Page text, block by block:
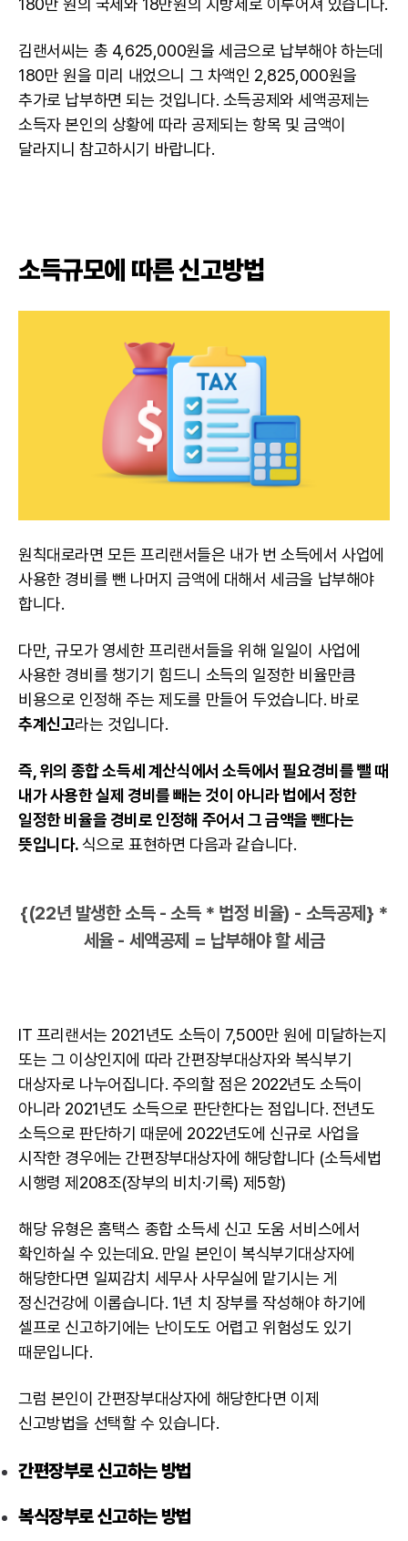
180만 원의 국세와 18만원의 지방세로 이루어져 있습니다.
김랜서씨는 총 4,625,000원을 세금으로 납부해야 하는데
180만 원을 미리 내었으니 그 차액인 2,825,000원을
추가로 납부하면 되는 것입니다. 소득공제와 세액공제는
소득자 본인의 상황에 따라 공제되는 항목 및 금액이
달라지니 참고하시기 바랍니다.
소득규모에 따른 신고방법
원칙대로라면 모든 프리랜서들은 내가 번 소득에서 사업에
사용한 경비를 뺀 나머지 금액에 대해서 세금을 납부해야
합니다.
다만, 규모가 영세한 프리랜서들을 위해 일일이 사업에
사용한 경비를 챙기기 힘드니 소득의 일정한 비율만큼
비용으로 인정해 주는 제도를 만들어 두었습니다. 바로
추계신고라는 것입니다.
즉, 위의 종합 소득세 계산식에서 소득에서 필요경비를 뺄 때
내가 사용한 실제 경비를 빼는 것이 아니라 법에서 정한
일정한 비율을 경비로 인정해 주어서 그 금액을 뺀다는
뜻입니다.식으로 표현하면 다음과 같습니다.
{(22년 발생한 소득 - 소득 * 법정 비율) - 소득공제} *
세율 - 세액공제 = 납부해야 할 세금
IT 프리랜서는 2021년도 소득이 7,500만 원에 미달하는지
또는 그 이상인지에 따라 간편장부대상자와 복식부기
대상자로 나누어집니다. 주의할 점은 2022년도 소득이
아니라 2021년도 소득으로 판단한다는 점입니다. 전년도
소득으로 판단하기 때문에 2022년도에 신규로 사업을
시작한 경우에는 간편장부대상자에 해당합니다 (소득세법
시행령 제208조(장부의 비치·기록) 제5항)
해당 유형은 홈택스 종합 소득세 신고 도움 서비스에서
확인하실 수 있는데요. 만일 본인이 복식부기대상자에
해당한다면 일찌감치 세무사 사무실에 맡기시는 게
정신건강에 이롭습니다. 1년 치 장부를 작성해야 하기에
셀프로 신고하기에는 난이도도 어렵고 위험성도 있기
때문입니다.
그럼 본인이 간편장부대상자에 해당한다면 이제
신고방법을 선택할 수 있습니다.
간편장부로 신고하는 방법
복식장부로 신고하는 방법